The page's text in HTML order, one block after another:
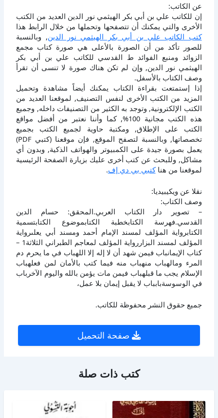
عن الكاتب:
إن للكاتب علي بن أبي بكر الهيثمي نور الدين العديد من الكتب
الأخرى والتي يمكنك أن تتصفحها وتحملها من خلال الرابط هذا
كتب الكاتب علي بن أبي بكر الهيثمي نور الدين, وبالنسبة
للصور تأكد من أن الصورة بالأعلى هي صورة كتاب مجمع
الزوائد ومنبع الفوائد ط القدسي للكاتب علي بن أبي بكر
الهيثمي نور الدين, وإن لم تكن هناك صورة لا تنسى أن تقرأ
وصف الكتاب بالأسفل.
إذا إستمتعت بقراءة الكتاب يمكنك أيضاً مشاهدة وتحميل
المزيد من الكتب الأخرى لنفس التصنيف, لموقعنا العديد من
الكتب الإلكترونية, وتوجد به الكثير من التصنيفات داخله, وجميع
هذه الكتب مجانية 100%, كما وأننا نعتبر من أفضل مواقع
الكتب على الإطلاق, ومكتبة حاوية لجميع الكتب بجميع
تخصصاتها, وبالنسبة لتصفح الموقع, فإن موقعنا (كتبي PDF)
يعمل بصورة جيدة على الكمبيوتر والهواتف الذكية, وبدون أي
مشاكل, وللبحث عن كتب أخرى عليك بزيارة الصفحة الرئيسية
لموقعنا من هناكتبي بي دي إف.
نقلا عن ويكيبيديا:
وصف الكتاب:
– تصوير دار الكتاب العربي.المحقق: حسام الدين
القدسي.فهرسة الكتابخطبة الكتابموضوع الكتابتسمية
الكتابرواية المؤلف لمسند الإمام أحمد ومسند أبي يعلىرواية
المؤلف لمسند البزاررواية المؤلف لمعاجم الطبراني الثلاثة1 –
كتاب الإيمانباب فيمن شهد أن لا إله إلا اللهباب في ما يحرم دم
المرء ومالهباب منهباب منه فيما كتب بالأمان لمن فعلهباب
الإسلام يجب ما قبلهباب فيمن مات يؤمن بالله واليوم الآخرباب
في الوسوسةبابباب لا يقبل إيمان بلا عمل،
جميع حقوق النشر محفوظة للكاتب.
صفحة التحميل
كتب ذات صلة